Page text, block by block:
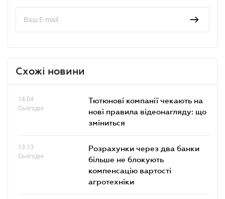
Схожі новини
14.04
Сьогодні
Тютюнові компанії чекають на
нові правила відеонагляду: що
зміниться
13.13
Сьогодні
Розрахунки через два банки
більше не блокують
компенсацію вартості
агротехніки